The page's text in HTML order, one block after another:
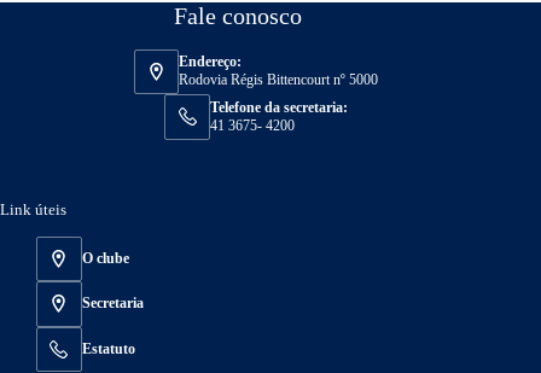
Fale conosco
Endereço:
Rodovia Régis Bittencourt nº 5000
Telefone da secretaria:
41 3675- 4200
Link úteis
O clube
Secretaria
Estatuto